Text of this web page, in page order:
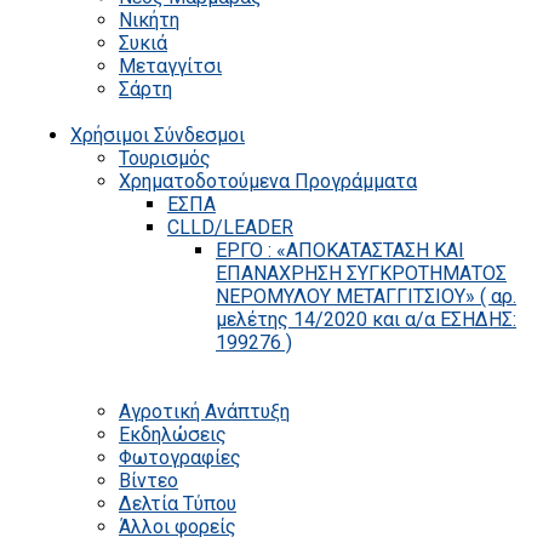
Νικήτη
Συκιά
Μεταγγίτσι
Σάρτη
Χρήσιμοι Σύνδεσμοι
Τουρισμός
Χρηματοδοτούμενα Προγράμματα
ΕΣΠΑ
CLLD/LEADER
ΕΡΓΟ : «ΑΠΟΚΑΤΑΣΤΑΣΗ ΚΑΙ
ΕΠΑΝΑΧΡΗΣΗ ΣΥΓΚΡΟΤΗΜΑΤΟΣ
ΝΕΡΟΜΥΛΟΥ ΜΕΤΑΓΓΙΤΣΙΟΥ» ( αρ.
μελέτης 14/2020 και α/α ΕΣΗΔΗΣ:
199276 )
Αγροτική Ανάπτυξη
Εκδηλώσεις
Φωτογραφίες
Βίντεο
Δελτία Τύπου
Άλλοι φορείς